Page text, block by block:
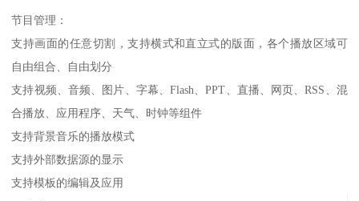
节目管理：
支持画面的任意切割，支持横式和直立式的版面，各个播放区域可
自由组合、自由划分
支持视频、音频、图片、字幕、Flash、PPT、直播、网页、RSS、混
合播放、应用程序、天气、时钟等组件
支持背景音乐的播放模式
支持外部数据源的显示
支持模板的编辑及应用